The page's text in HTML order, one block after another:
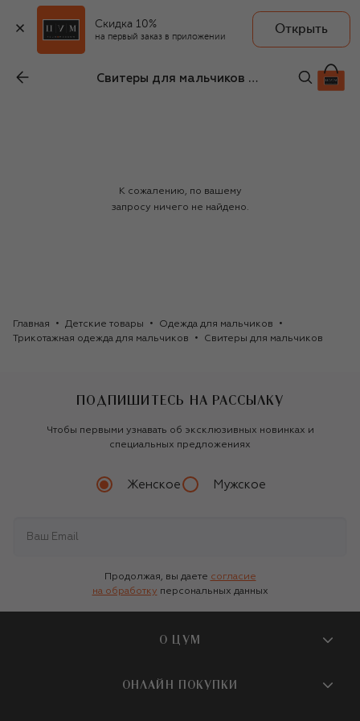
Скидка 10%
на первый заказ в приложении
Открыть
Свитеры для мальчиков Moschino
К сожалению, по вашему
запросу ничего не найдено.
Главная Детские товары
Одежда для мальчиков
Трикотажная одежда для мальчиков
Свитеры для мальчиков
ПОДПИШИТЕСЬ НА РАССЫЛКУ
Чтобы первыми узнавать об эксклюзивных новинках и
специальных предложениях
Женское Мужское
Продолжая, вы даете согласие
на обработку персональных данных
О ЦУМ
О магазине
ОНЛАЙН ПОКУПКИ